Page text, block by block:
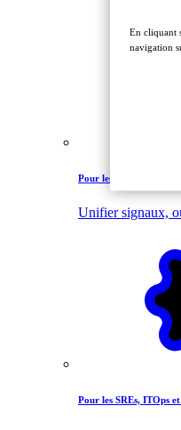
Pour les experts de
Unifier signaux,
Pour les SREs, ITOps
En cliquant
navigation